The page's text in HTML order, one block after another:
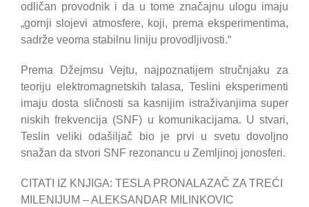
odličan provodnik i da u tome značajnu ulogu imaju
„gornji slojevi atmosfere, koji, prema eksperimentima,
sadrže veoma stabilnu liniju provodljivosti.“
Prema Džejmsu Vejtu, najpoznatijem stručnjaku za
teoriju elektromagnetskih talasa, Teslini eksperimenti
imaju dosta sličnosti sa kasnijim istraživanjima super
niskih frekvencija (SNF) u komunikacijama. U stvari,
Teslin veliki odašiljač bio je prvi u svetu dovoljno
snažan da stvori SNF rezonancu u Zemljinoj jonosferi.
CITATI IZ KNJIGA: TESLA PRONALAZAČ ZA TREĆI
MILENIJUM – ALEKSANDAR MILINKOVIC